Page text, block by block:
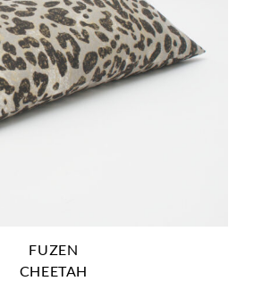
FUZEN
CHEETAH